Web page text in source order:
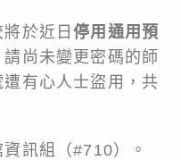
將於近日停用通用預
請尚未變更密碼的師
有心人士盜用，共
訊組（#710）。